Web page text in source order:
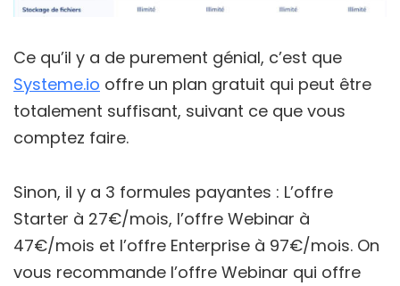
Ce qu’il y a de purement génial, c’est que
Systeme.io offre un plan gratuit qui peut être
totalement suffisant, suivant ce que vous
comptez faire.
Sinon, il y a 3 formules payantes : L’offre
Starter à 27€/mois, l’offre Webinar à
47€/mois et l’offre Enterprise à 97€/mois. On
vous recommande l’offre Webinar qui offre